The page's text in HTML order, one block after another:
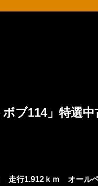
ブ114」特選中
行1.912ｋｍ オールペ